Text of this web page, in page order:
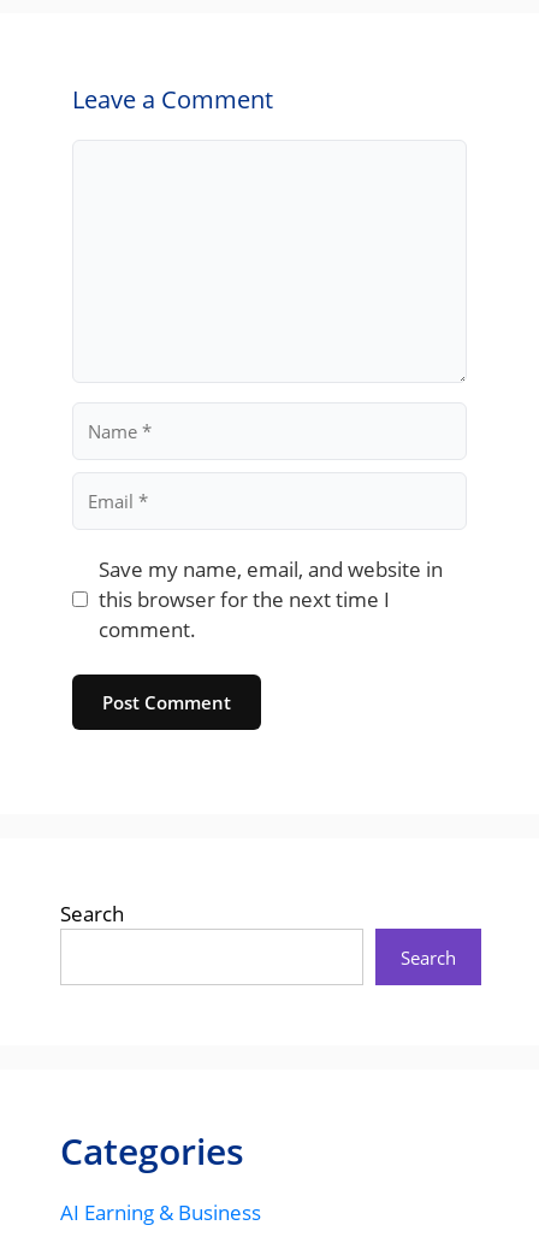
Leave a Comment
Save my name, email, and website in
this browser for the next time I
comment.
Website
Search
Search
Categories
AI Earning & Business